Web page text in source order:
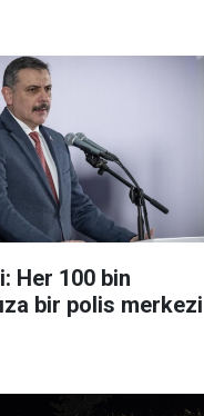
Her 100 bin
bir polis merkezi